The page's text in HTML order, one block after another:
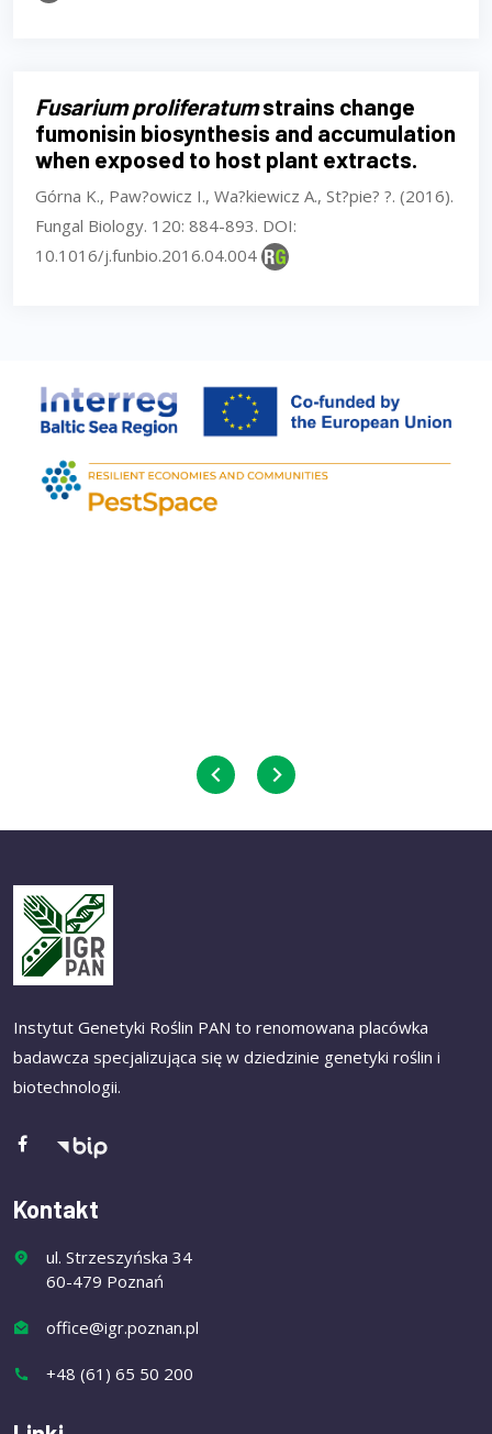
Fusarium proliferatumstrains change
fumonisin biosynthesis and accumulation
when exposed to host plant extracts.
Górna K., Paw?owicz I., Wa?kiewicz A., St?pie? ?. (2016).
Fungal Biology. 120: 884-893. DOI:
10.1016/j.funbio.2016.04.004
Instytut Genetyki Roślin PAN to renomowana placówka
badawcza specjalizująca się w dziedzinie genetyki roślin i
biotechnologii.
Kontakt
ul. Strzeszyńska 34
60-479 Poznań
office@igr.poznan.pl
+48 (61) 65 50 200